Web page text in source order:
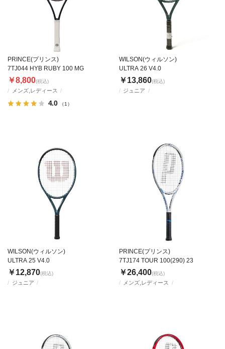
メンズ,レディース
4.0 （1）
PRINCE(プリンス)
7TJ044 HYB RUBY 100 MG
￥8,800(税込)
ジュニア
WILSON(ウィルソン)
ULTRA 26 V4.0
￥13,860(税込)
ジュニア
WILSON(ウィルソン)
ULTRA 25 V4.0
￥12,870(税込)
メンズ,レディース
PRINCE(プリンス)
7TJ174 TOUR 100(290) 23
￥26,400(税込)